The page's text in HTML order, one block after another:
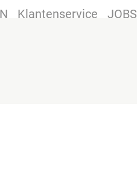
Klantenservice JOBS